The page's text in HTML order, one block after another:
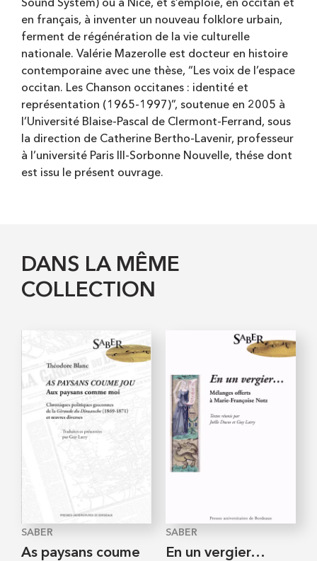
Sound System) ou à Nice, et s’emploie, en occitan et
en français, à inventer un nouveau folklore urbain,
ferment de régénération de la vie culturelle
nationale. Valérie Mazerolle est docteur en histoire
contemporaine avec une thèse, “Les voix de l’espace
occitan. Les Chanson occitanes : identité et
représentation (1965-1997)”, soutenue en 2005 à
l’Université Blaise-Pascal de Clermont-Ferrand, sous
la direction de Catherine Bertho-Lavenir, professeur
à l’université Paris III-Sorbonne Nouvelle, thése dont
est issu le présent ouvrage.
DANS LA MÊME
COLLECTION
SABER
As paysans coume
SABER
En un vergier…